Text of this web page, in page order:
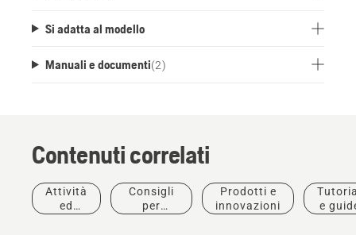
Si adatta al modello
Manuali e documenti(2)
Contenuti correlati
Attività
ed
Consigli
per
Prodotti e
innovazioni
e